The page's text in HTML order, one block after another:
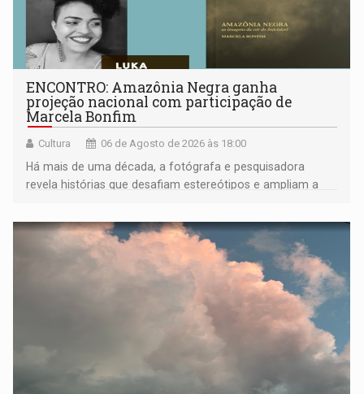
ENCONTRO: Amazônia Negra ganha
projeção nacional com participação de
Marcela Bonfim
Cultura 06 de Agosto de 2026 às 18:00
Há mais de uma década, a fotógrafa e pesquisadora
revela histórias que desafiam estereótipos e ampliam a
negras